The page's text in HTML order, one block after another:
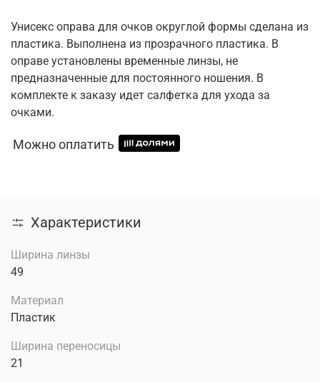
Унисекс оправа для очков округлой формы сделана из
пластика. Выполнена из прозрачного пластика. В
оправе установлены временные линзы, не
предназначенные для постоянного ношения. В
комплекте к заказу идет салфетка для ухода за
очками.
Можно оплатить
Характеристики
Ширина линзы
49
Материал
Пластик
Ширина переносицы
21